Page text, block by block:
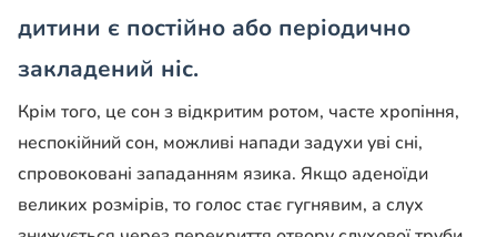
дитини є постійно або періодично
закладений ніс.
Крім того, це сон з відкритим ротом, часте хропіння,
неспокійний сон, можливі напади задухи уві сні,
спровоковані западанням язика. Якщо аденоїди
великих розмірів, то голос стає гугнявим, а слух